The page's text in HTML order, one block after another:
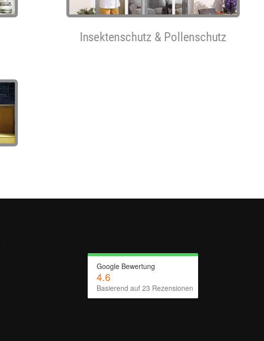
Insektenschutz & Pollenschutz
Google Bewertung
4.6
Basierend auf23 Rezensionen